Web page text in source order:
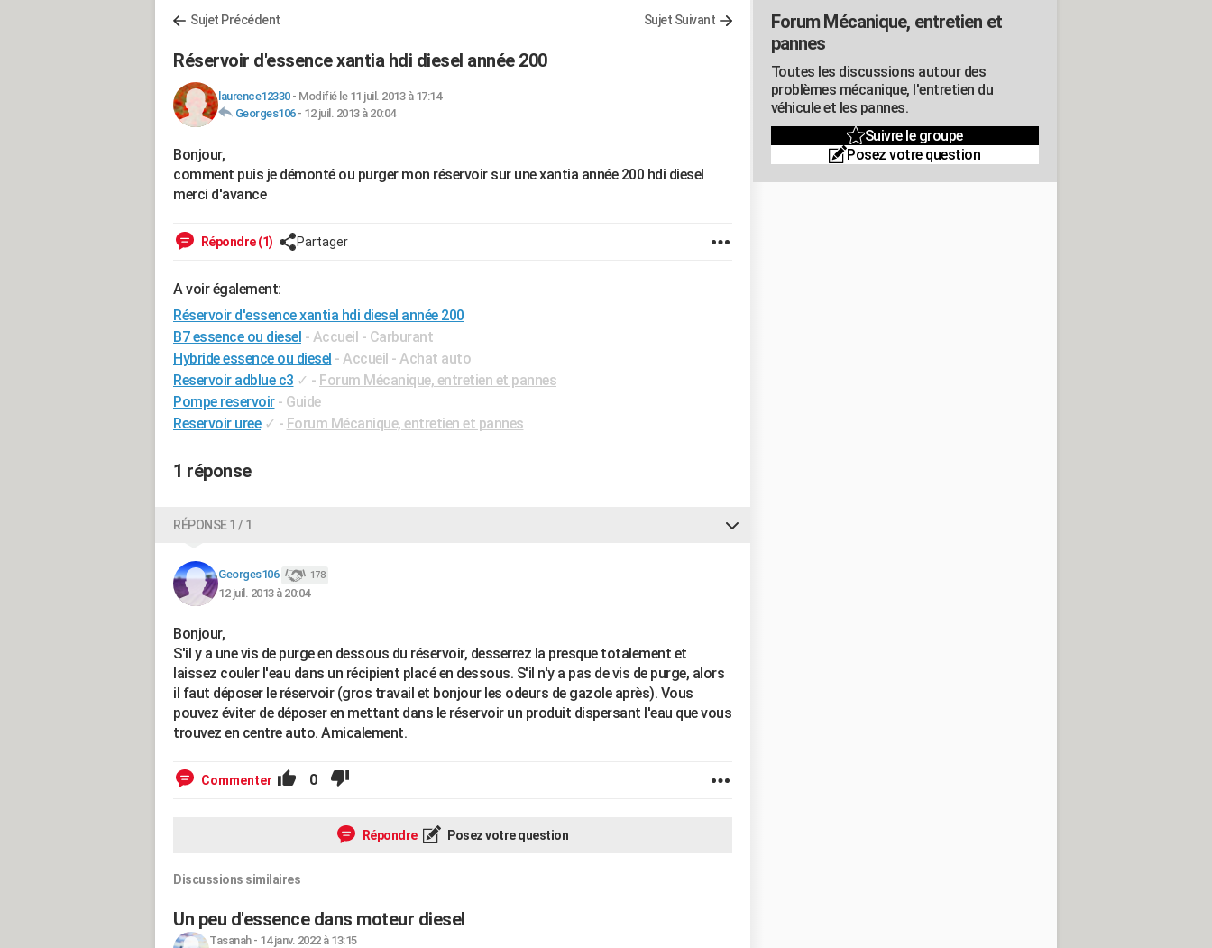
Sujet Précédent Sujet Suivant
Réservoir d'essence xantia hdi diesel année 200
laurence12330- Modifié le 11 juil. 2013 à 17:14
Georges106- 12 juil. 2013 à 20:04
Bonjour,
comment puis je démonté ou purger mon réservoir sur une xantia année 200 hdi diesel
merci d'avance
Répondre (1) Partager
A voir également:
Réservoir d'essence xantia hdi diesel année 200
B7 essence ou diesel - Accueil - Carburant
Hybride essence ou diesel - Accueil - Achat auto
Reservoir adblue c3 ✓ - Forum Mécanique, entretien et pannes
Pompe reservoir - Guide
Reservoir uree ✓ - Forum Mécanique, entretien et pannes
1 réponse
RÉPONSE 1 / 1
Georges106 178
12 juil. 2013 à 20:04
Bonjour,
S'il y a une vis de purge en dessous du réservoir, desserrez la presque totalement et
laissez couler l'eau dans un récipient placé en dessous. S'il n'y a pas de vis de purge, alors
il faut déposer le réservoir (gros travail et bonjour les odeurs de gazole après). Vous
pouvez éviter de déposer en mettant dans le réservoir un produit dispersant l'eau que vous
trouvez en centre auto. Amicalement.
Commenter 0
Répondre Posez votre question
Discussions similaires
Un peu d'essence dans moteur diesel
Tasanah- 14 janv. 2022 à 13:15
Forum Mécanique, entretien et
pannes
Toutes les discussions autour des
problèmes mécanique, l'entretien du
véhicule et les pannes.
Suivre le groupe
Posez votre question